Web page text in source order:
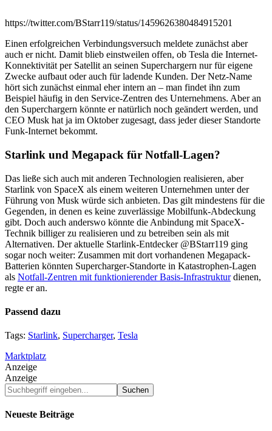
https://twitter.com/BStarr119/status/1459626380484915201
Einen erfolgreichen Verbindungsversuch meldete zunächst aber
auch er nicht. Damit blieb einstweilen offen, ob Tesla die Internet-
Konnektivität per Satellit an seinen Superchargern nur für eigene
Zwecke aufbaut oder auch für ladende Kunden. Der Netz-Name
hört sich zunächst einmal eher intern an – man findet ihn zum
Beispiel häufig in den Service-Zentren des Unternehmens. Aber an
den Superchargern könnte er natürlich noch geändert werden, und
CEO Musk hat ja im Oktober zugesagt, dass jeder dieser Standorte
Funk-Internet bekommt.
Starlink und Megapack für Notfall-Lagen?
Das ließe sich auch mit anderen Technologien realisieren, aber
Starlink von SpaceX als einem weiteren Unternehmen unter der
Führung von Musk würde sich anbieten. Das gilt mindestens für die
Gegenden, in denen es keine zuverlässige Mobilfunk-Abdeckung
gibt. Doch auch anderswo könnte die Anbindung mit SpaceX-
Technik billiger zu realisieren und zu betreiben sein als mit
Alternativen. Der aktuelle Starlink-Entdecker @BStarr119 ging
sogar noch weiter: Zusammen mit dort vorhandenen Megapack-
Batterien könnten Supercharger-Standorte in Katastrophen-Lagen
als Notfall-Zentren mit funktionierender Basis-Infrastrukturdienen,
regte er an.
Passend dazu
Tags: Starlink, Supercharger, Tesla
Marktplatz
Anzeige
Anzeige
Suchbegriff
eingeben...
Neueste Beiträge